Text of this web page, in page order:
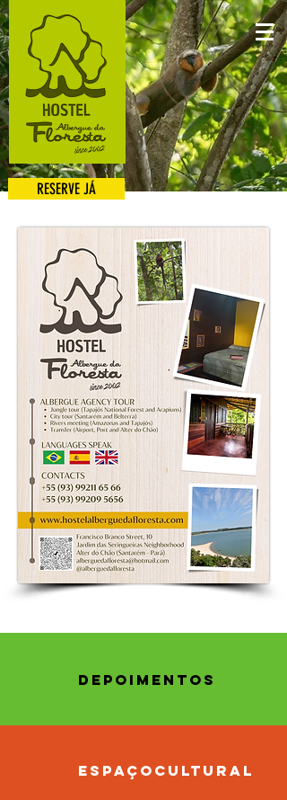
RESERVE JÁ
depoimentos
espaço cultural